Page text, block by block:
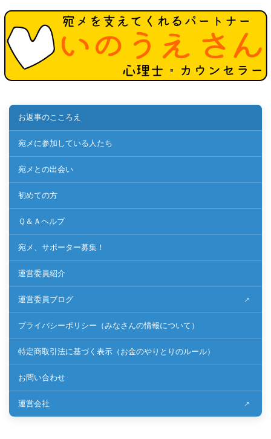
お返事のこころえ
宛メに参加している人たち
宛メとの出会い
初めての方
Ｑ＆Ａヘルプ
宛メ、サポーター募集！
運営委員紹介
運営委員ブログ
プライバシーポリシー（みなさんの情報について）
特定商取引法に基づく表示（お金のやりとりのルール）
お問い合わせ
運営会社